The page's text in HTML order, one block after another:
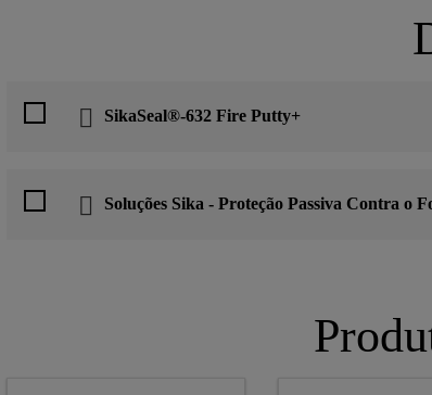
SikaSeal®-632 Fire Putty+
Soluções Sika - Proteção Passiva Contra o